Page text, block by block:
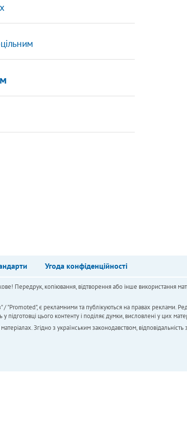
Угода конфіденційності
Передрук, копіювання, відтворення або інше використання
"Promoted", є рекламними та публікуються на правах реклами.
цього контенту і поділяє думки, висловлені у цих
Згідно з українським законодавством,